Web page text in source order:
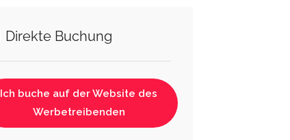
Direkte Buchung
Ich buche auf der Website des
Werbetreibenden